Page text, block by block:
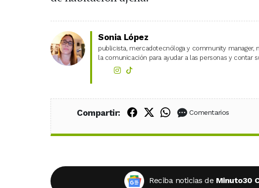
Sonia López
publicista, mercadotecnóloga y community manager,
la comunicación para ayudar a las personas y contar
Compartir: Compartir en Facebook
Compartir en X (Twitter)
Compartir en
Comentarios
Reciba noticias de Minuto30